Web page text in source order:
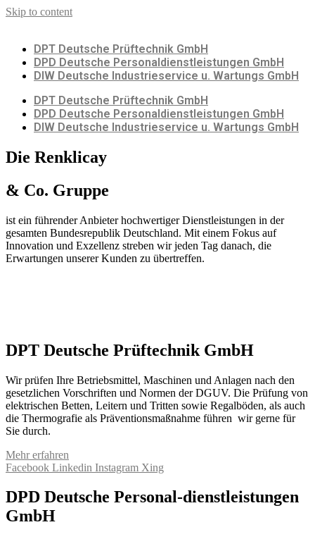
Skip to content
DPT Deutsche Prüftechnik GmbH
DPD Deutsche Personaldienstleistungen GmbH
DIW Deutsche Industrieservice u. Wartungs GmbH
DPT Deutsche Prüftechnik GmbH
DPD Deutsche Personaldienstleistungen GmbH
DIW Deutsche Industrieservice u. Wartungs GmbH
Die Renklicay
& Co. Gruppe
ist ein führender Anbieter hochwertiger Dienstleistungen in der
gesamten Bundesrepublik Deutschland. Mit einem Fokus auf
Innovation und Exzellenz streben wir jeden Tag danach, die
Erwartungen unserer Kunden zu übertreffen.
DPT Deutsche Prüftechnik GmbH
Wir prüfen Ihre Betriebsmittel, Maschinen und Anlagen nach den
gesetzlichen Vorschriften und Normen der DGUV. Die Prüfung von
elektrischen Betten, Leitern und Tritten sowie Regalböden, als auch
die Thermografie als Präventionsmaßnahme führen wir gerne für
Sie durch.
Mehr erfahren
Facebook Linkedin Instagram Xing
DPD Deutsche Personal-dienstleistungen
GmbH